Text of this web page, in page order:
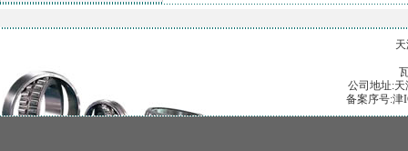
公司地址:天
备案序号:津